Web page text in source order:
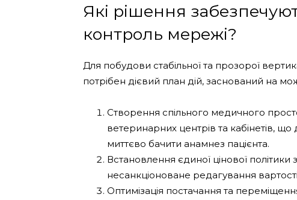
Які рішення
контроль мережі?
Для побудови стабільної та прозорої
потрібен дієвий план дій, заснований на
Створення спільного медичного
ветеринарних центрів та кабінетів, що
миттєво бачити анамнез пацієнта.
Встановлення єдиної цінової
несанкціоноване редагування
Оптимізація постачання та